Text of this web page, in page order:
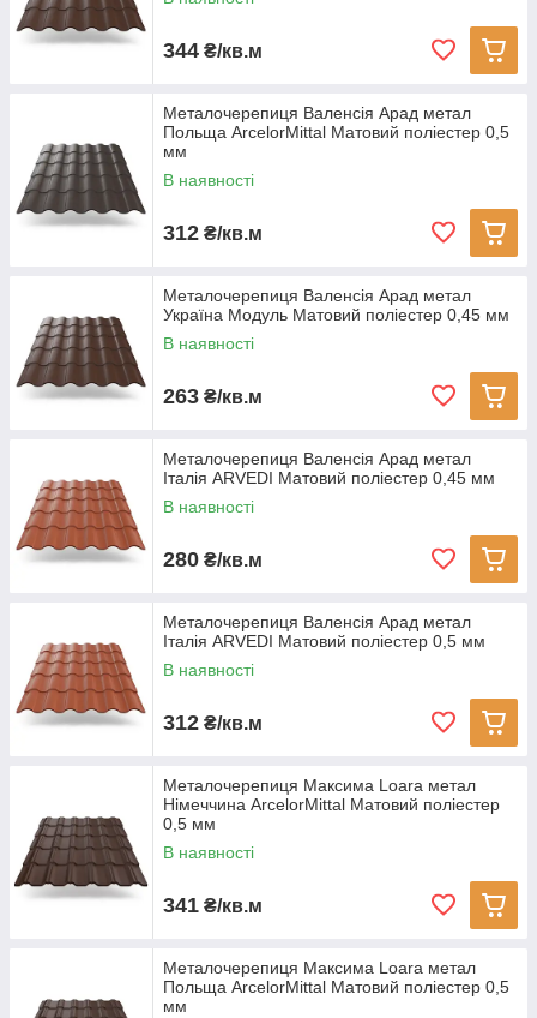
344 ₴/кв.м
Металочерепиця Валенсія Арад метал
Польща ArcelorMittal Матовий поліестер 0,5
мм
В наявності
312 ₴/кв.м
Металочерепиця Валенсія Арад метал
Україна Модуль Матовий поліестер 0,45 мм
В наявності
263 ₴/кв.м
Металочерепиця Валенсія Арад метал
Італія ARVEDI Матовий поліестер 0,45 мм
В наявності
280 ₴/кв.м
Металочерепиця Валенсія Арад метал
Італія ARVEDI Матовий поліестер 0,5 мм
В наявності
312 ₴/кв.м
Металочерепиця Максима Loara метал
Німеччина ArcelorMittal Матовий поліестер
0,5 мм
В наявності
341 ₴/кв.м
Металочерепиця Максима Loara метал
Польща ArcelorMittal Матовий поліестер 0,5
мм